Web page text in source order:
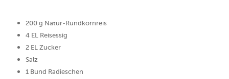
200 g Natur-Rundkornreis
4 EL Reisessig
2 EL Zucker
Salz
1 Bund Radieschen